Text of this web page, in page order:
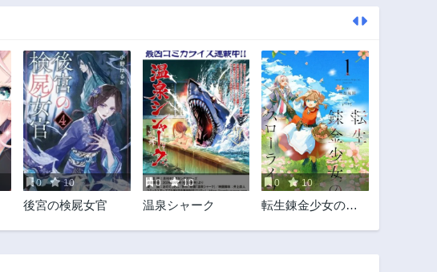
0 10
後宮の検屍女官
0 10
温泉シャーク
0 10
転生錬金少女のス